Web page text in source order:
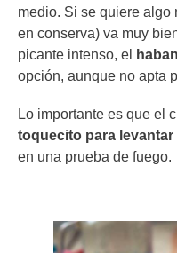
medio. Si se quiere algo
en conserva) va muy
picante intenso, el
opción, aunque no apta
Lo importante es que el
toquecito para levantar
en una prueba de fuego.